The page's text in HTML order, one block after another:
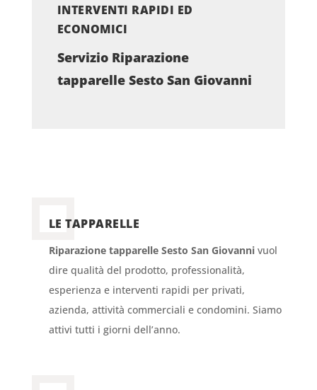
INTERVENTI RAPIDI ED
ECONOMICI
Servizio Riparazione
tapparelle Sesto San Giovanni
LE TAPPARELLE
Riparazione tapparelle Sesto San Giovannivuol
dire qualità del prodotto, professionalità,
esperienza e interventi rapidi per privati,
azienda, attività commerciali e condomini. Siamo
attivi tutti i giorni dell’anno.